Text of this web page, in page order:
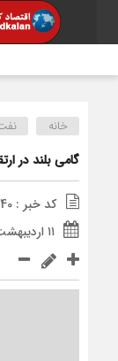
خانه
گامی بلند در
کد خبر : 117840
۱۱ اردیبهشت ۱۴۰۴ - ۱۴:۰۷